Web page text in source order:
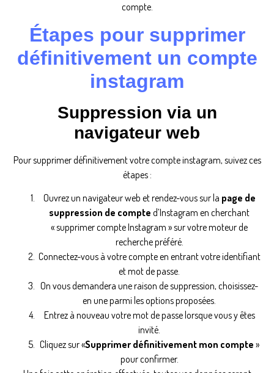
compte.
Étapes pour supprimer
définitivement un compte
instagram
Suppression via un
navigateur web
Pour supprimer définitivement votre compte instagram, suivez ces
étapes :
Ouvrez un navigateur web et rendez-vous sur la page de
suppression de compte d’Instagram en cherchant
« supprimer compte Instagram » sur votre moteur de
recherche préféré.
Connectez-vous à votre compte en entrant votre identifiant
et mot de passe.
On vous demandera une raison de suppression, choisissez-
en une parmi les options proposées.
Entrez à nouveau votre mot de passe lorsque vous y êtes
invité.
Cliquez sur «Supprimer définitivement mon compte »
pour confirmer.